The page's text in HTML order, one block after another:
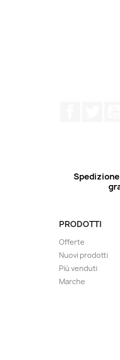
PRODOTTI
Offerte
Nuovi prodotti
Più venduti
Marche